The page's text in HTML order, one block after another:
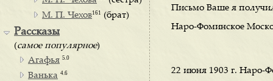
Письмо Ваше я
Наро-Фоминское
22 июня 1903 г. Наро-
М. П. Чехов161 (брат)
Рассказы
(самое популярное)
Агафья 5.0
Ванька 4.6